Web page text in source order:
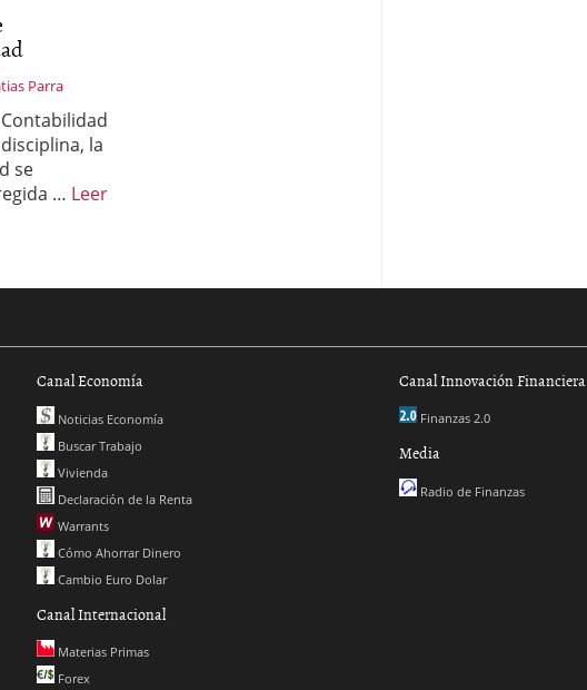
Parra
la
se
… Leer
Canal Economía
Noticias Economía
Buscar Trabajo
Vivienda
Declaración de la Renta
Warrants
Cómo Ahorrar Dinero
Cambio Euro Dolar
Canal Internacional
Materias Primas
Forex
Canal Innovación Financiera
Finanzas 2.0
Media
Radio de Finanzas